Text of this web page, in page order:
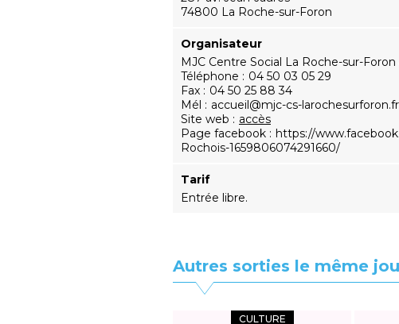
74800 La Roche-sur-Foron
Organisateur
MJC Centre Social La Roche-sur-
Téléphone
04 50 03 05 29
Fax
04 50 25 88 34
Mél
accueil@mjc-cs-larochesurforon.fr
Site web
accès
Page facebook
https://
Rochois-1659806074291660/
Tarif
Entrée libre.
Autres sorties le même
CULTURE